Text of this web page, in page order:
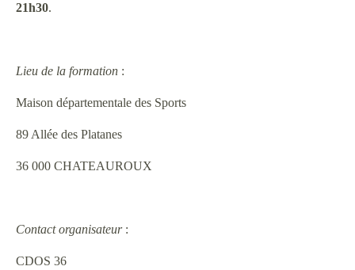
21h30.
Lieu de la formation :
Maison départementale des Sports
89 Allée des Platanes
36 000 CHATEAUROUX
Contact organisateur:
CDOS 36